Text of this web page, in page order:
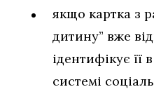
якщо картка з
дитину” вже
ідентифікує її
системі